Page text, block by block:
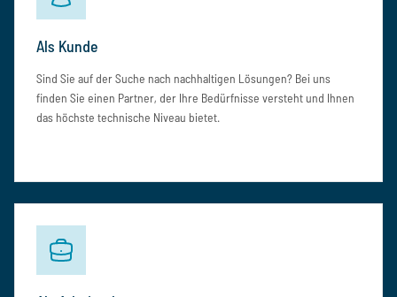
Als Kunde
Sind Sie auf der Suche nach nachhaltigen Lösungen? Bei uns
finden Sie einen Partner, der Ihre Bedürfnisse versteht und Ihnen
das höchste technische Niveau bietet.